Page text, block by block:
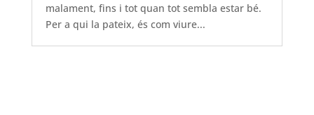
malament, fins i tot quan tot sembla estar bé.
Per a qui la pateix, és com viure...